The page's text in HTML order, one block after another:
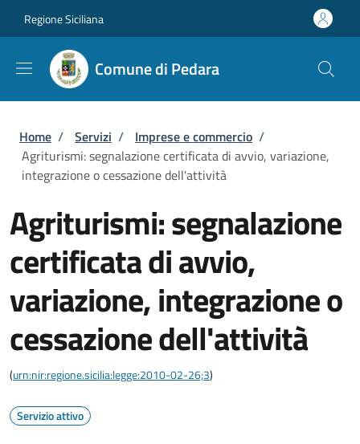
Regione Siciliana
Comune di Pedara
Briciole di pane
Home / Servizi / Imprese e commercio /
Agriturismi: segnalazione certificata di avvio, variazione,
integrazione o cessazione dell'attività
Agriturismi: segnalazione
certificata di avvio,
variazione, integrazione o
cessazione dell'attività
(urn:nir:regione.sicilia:legge:2010-02-26;3)
Servizio attivo